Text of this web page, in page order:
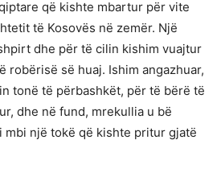
që kishte mbartur për vite
të Kosovës në zemër. Një
dhe për të cilin kishim vuajtur
robërisë së huaj. Ishim angazhuar,
tonë të përbashkët, për të bërë të
dhe në fund, mrekullia u bë
mbi një tokë që kishte pritur gjatë